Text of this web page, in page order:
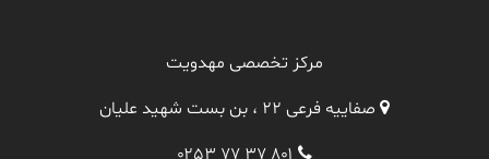
مرکز تخصصی مهدویت
صفاییه فرعی ۲۲ ، بن بست شهید علیان